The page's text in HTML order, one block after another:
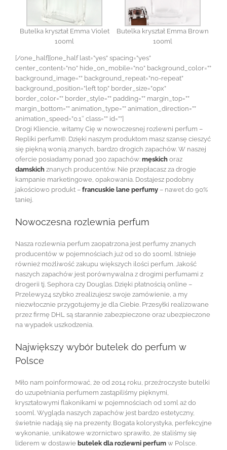
Butelka kryształ Emma Violet
100ml
Butelka kryształ Emma Brown
100ml
[/one_half][one_half last=”yes” spacing=”yes”
center_content=”no” hide_on_mobile=”no” background_color=””
background_image=”” background_repeat=”no-repeat”
background_position=”left top” border_size=”0px”
border_color=”” border_style=”” padding=”” margin_top=””
margin_bottom=”” animation_type=”” animation_direction=””
animation_speed=”0.1″ class=”” id=””]
Drogi Kliencie, witamy Cię w nowoczesnej rozlewni perfum –
Repliki perfum©. Dzięki naszym produktom masz szansę cieszyć
się piękną wonią znanych, bardzo drogich zapachów. W naszej
ofercie posiadamy ponad 300 zapachów: męskich oraz
damskich znanych producentów. Nie przepłacasz za drogie
kampanie marketingowe, opakowania. Dostajesz podobny
jakościowo produkt – francuskie lane perfumy – nawet do 90%
taniej.
Nowoczesna rozlewnia perfum
Nasza rozlewnia perfum zaopatrzona jest perfumy znanych
producentów w pojemnościach już od 10 do 100ml. Istnieje
również możliwość zakupu większych ilości perfum. Jakość
naszych zapachów jest porównywalna z drogimi perfumami z
drogerii tj. Sephora czy Douglas. Dzięki płatnością online –
Przelewy24 szybko zrealizujesz swoje zamówienie, a my
niezwłocznie przygotujemy je dla Ciebie. Przesyłki realizowane
przez firmę DHL są starannie zabezpieczone oraz ubezpieczone
na wypadek uszkodzenia.
Największy wybór butelek do perfum w
Polsce
Miło nam poinformować, że od 2014 roku, przeźroczyste butelki
do uzupełniania perfumem zastąpiliśmy pięknymi,
kryształowymi flakonikami w pojemnościach od 10ml aż do
100ml. Wygląda naszych zapachów jest bardzo estetyczny,
świetnie nadają się na prezenty. Bogata kolorystyka, perfekcyjne
wykonanie, unikatowe wzornictwo sprawiło, że staliśmy się
liderem w dostawie butelek dla rozlewni perfum w Polsce.